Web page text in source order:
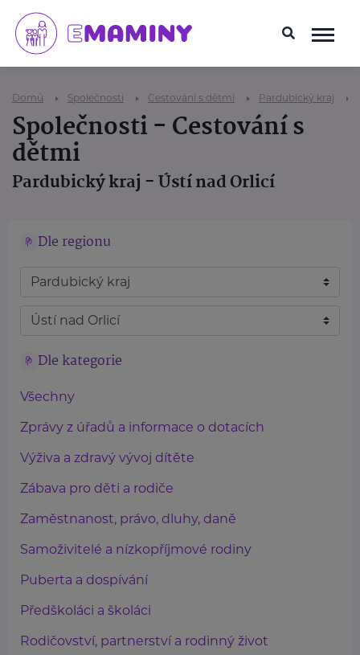
Domů Společnosti Cestování s dětmi Pardubický kraj
Společnosti - Cestování s
dětmi
Pardubický kraj - Ústí nad Orlicí
Dle regionu
Dle kategorie
Všechny
Zprávy z úřadů a informace o dotacích
Výživa a zdravý vývoj dítěte
Zábava pro děti a rodiče
Zaměstnanost, právo, dluhy, daně
Samoživitelé a nízkopříjmové rodiny
Puberta a dospívání
Předškoláci a školáci
Rodičovství, partnerství a rodinný život